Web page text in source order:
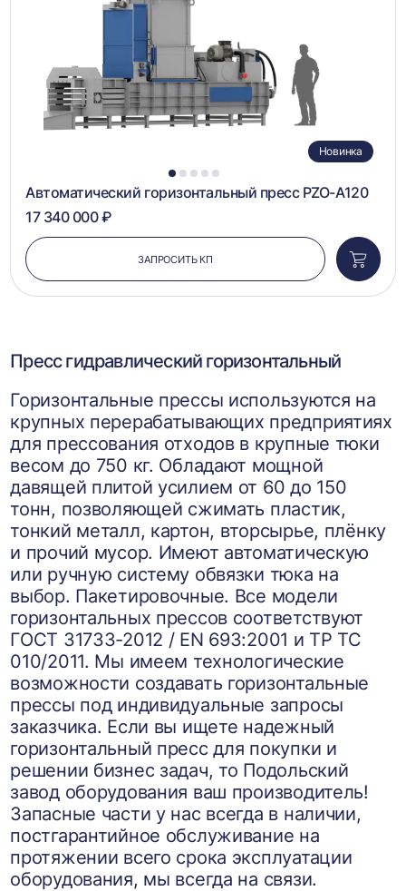
1 2 3 4 5
Новинка
Автоматический горизонтальный пресс PZO-A120
17 340 000 ₽
ЗАПРОСИТЬ КП
в
Пресс гидравлический горизонтальный
Горизонтальные прессы используются на
крупных перерабатывающих предприятиях
для прессования отходов в крупные тюки
весом до 750 кг. Обладают мощной
давящей плитой усилием от 60 до 150
тонн, позволяющей сжимать пластик,
тонкий металл, картон, вторсырье, плёнку
и прочий мусор. Имеют автоматическую
или ручную систему обвязки тюка на
выбор. Пакетировочные. Все модели
горизонтальных прессов соответствуют
ГОСТ 31733-2012 / EN 693:2001 и ТР ТС
010/2011. Мы имеем технологические
возможности создавать горизонтальные
прессы под индивидуальные запросы
заказчика. Если вы ищете надежный
горизонтальный пресс для покупки и
решении бизнес задач, то Подольский
завод оборудования ваш производитель!
Запасные части у нас всегда в наличии,
постгарантийное обслуживание на
протяжении всего срока эксплуатации
оборудования, мы всегда на связи.